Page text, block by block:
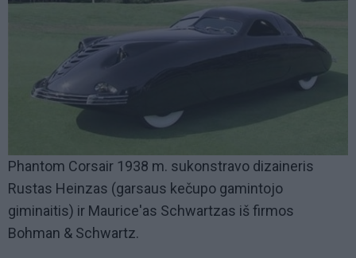
Phantom Corsair 1938 m. sukonstravo dizaineris
Rustas Heinzas (garsaus kečupo gamintojo
giminaitis) ir Maurice'as Schwartzas iš firmos
Bohman & Schwartz.